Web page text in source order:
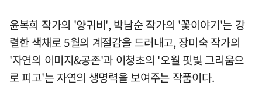
윤복희 작가의 '양귀비', 박남순 작가의 '꽃이야기'는 강
렬한 색채로 5월의 계절감을 드러내고, 장미숙 작가의
'자연의 이미지&공존'과 이청초의 '오월 핏빛 그리움으
로 피고'는 자연의 생명력을 보여주는 작품이다.